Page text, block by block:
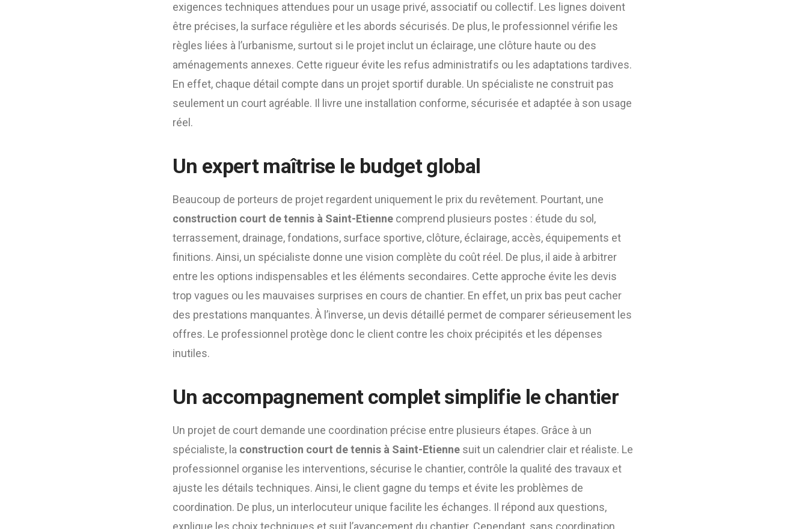
exigences techniques attendues pour un usage privé, associatif ou collectif. Les lignes doivent
être précises, la surface régulière et les abords sécurisés. De plus, le professionnel vérifie les
règles liées à l’urbanisme, surtout si le projet inclut un éclairage, une clôture haute ou des
aménagements annexes. Cette rigueur évite les refus administratifs ou les adaptations tardives.
En effet, chaque détail compte dans un projet sportif durable. Un spécialiste ne construit pas
seulement un court agréable. Il livre une installation conforme, sécurisée et adaptée à son usage
réel.
Un expert maîtrise le budget global
Beaucoup de porteurs de projet regardent uniquement le prix du revêtement. Pourtant, une
construction court de tennis à Saint-Etienne comprend plusieurs postes : étude du sol,
terrassement, drainage, fondations, surface sportive, clôture, éclairage, accès, équipements et
finitions. Ainsi, un spécialiste donne une vision complète du coût réel. De plus, il aide à arbitrer
entre les options indispensables et les éléments secondaires. Cette approche évite les devis
trop vagues ou les mauvaises surprises en cours de chantier. En effet, un prix bas peut cacher
des prestations manquantes. À l’inverse, un devis détaillé permet de comparer sérieusement les
offres. Le professionnel protège donc le client contre les choix précipités et les dépenses
inutiles.
Un accompagnement complet simplifie le chantier
Un projet de court demande une coordination précise entre plusieurs étapes. Grâce à un
spécialiste, la construction court de tennis à Saint-Etienne suit un calendrier clair et réaliste. Le
professionnel organise les interventions, sécurise le chantier, contrôle la qualité des travaux et
ajuste les détails techniques. Ainsi, le client gagne du temps et évite les problèmes de
coordination. De plus, un interlocuteur unique facilite les échanges. Il répond aux questions,
explique les choix techniques et suit l’avancement du chantier. Cependant, sans coordination